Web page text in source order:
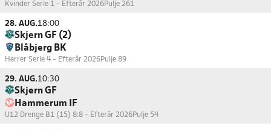
Kvinder Serie 1 - Efterår 2026Pulje 261
28. AUG.18:00
Skjern GF (2)
Blåbjerg BK
Herrer Serie 4 - Efterår 2026Pulje 89
29. AUG.10:30
Skjern GF
Hammerum IF
U12 Drenge B1 (15) 8:8 - Efterår 2026Pulje 54